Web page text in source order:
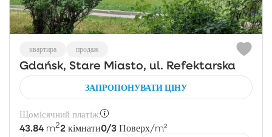
квартира продаж
Gdańsk, Stare Miasto, ul. Refektarska
ЗАПРОПОНУВАТИ ЦІНУ
Щомісячний платіж:
43.84 m22 кімнати0/3 Поверх/m²